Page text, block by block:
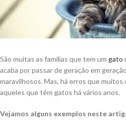
São muitas as famílias que tem um gato
acaba por passar de geração em
maravilhosos. Mas, há erros que
aqueles que têm gatos há vários anos.
Vejamos alguns exemplos neste